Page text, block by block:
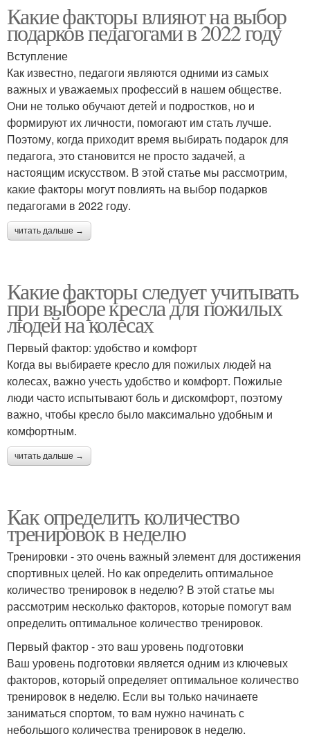
Какие факторы влияют на выбор
подарков педагогами в 2022 году
Вступление
Как известно, педагоги являются одними из самых
важных и уважаемых профессий в нашем обществе.
Они не только обучают детей и подростков, но и
формируют их личности, помогают им стать лучше.
Поэтому, когда приходит время выбирать подарок для
педагога, это становится не просто задачей, а
настоящим искусством. В этой статье мы рассмотрим,
какие факторы могут повлиять на выбор подарков
педагогами в 2022 году.
читать дальше →
Какие факторы следует учитывать
при выборе кресла для пожилых
людей на колесах
Первый фактор: удобство и комфорт
Когда вы выбираете кресло для пожилых людей на
колесах, важно учесть удобство и комфорт. Пожилые
люди часто испытывают боль и дискомфорт, поэтому
важно, чтобы кресло было максимально удобным и
комфортным.
читать дальше →
Как определить количество
тренировок в неделю
Тренировки - это очень важный элемент для достижения
спортивных целей. Но как определить оптимальное
количество тренировок в неделю? В этой статье мы
рассмотрим несколько факторов, которые помогут вам
определить оптимальное количество тренировок.
Первый фактор - это ваш уровень подготовки
Ваш уровень подготовки является одним из ключевых
факторов, который определяет оптимальное количество
тренировок в неделю. Если вы только начинаете
заниматься спортом, то вам нужно начинать с
небольшого количества тренировок в неделю.